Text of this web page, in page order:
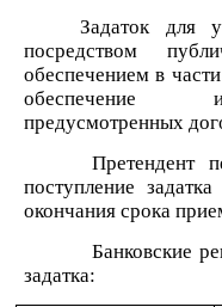
Задаток для
посредством
обеспечением в
обеспечение
предусмотренных
Претендент
поступление
окончания срока
Банковские
задатка: